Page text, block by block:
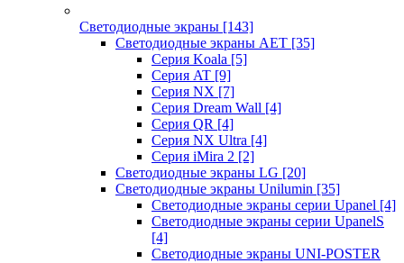
Светодиодные экраны [143]
Светодиодные экраны AET [35]
Cерия Koala [5]
Серия AT [9]
Серия NX [7]
Серия Dream Wall [4]
Серия QR [4]
Серия NX Ultra [4]
Серия iMira 2 [2]
Светодиодные экраны LG [20]
Светодиодные экраны Unilumin [35]
Светодиодные экраны серии Upanel [4]
Светодиодные экраны серии UpanelS
[4]
Светодиодные экраны UNI-POSTER